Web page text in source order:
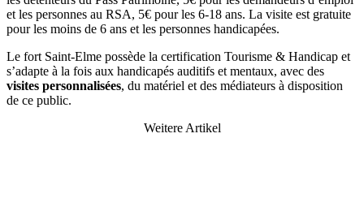
et les personnes au RSA, 5€ pour les 6-18 ans. La visite est gratuite
pour les moins de 6 ans et les personnes handicapées.
Le fort Saint-Elme possède la certification Tourisme & Handicap et
s’adapte à la fois aux handicapés auditifs et mentaux, avec des
visites personnalisées, du matériel et des médiateurs à disposition
de ce public.
Weitere Artikel